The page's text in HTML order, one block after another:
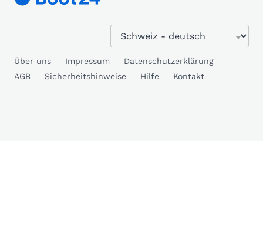
Über uns Impressum
Datenschutzerklärung
AGB
Sicherheitshinweise Hilfe Kontakt